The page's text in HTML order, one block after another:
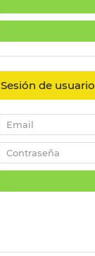
Sesión de usuario